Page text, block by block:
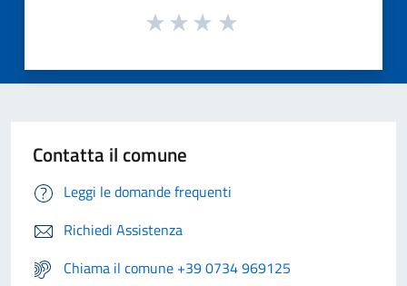
Contatta il comune
Leggi le domande frequenti
Richiedi Assistenza
Chiama il comune +39 0734 969125